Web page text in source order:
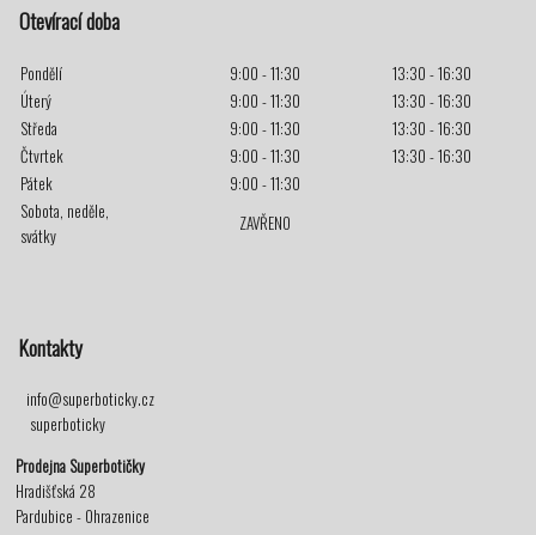
Otevírací doba
Pondělí 9:00 - 11:30
13:30 - 16:30
Úterý
9:00 - 11:30
13:30 - 16:30
Středa
9:00 - 11:30
13:30 - 16:30
Čtvrtek
9:00 - 11:30
13:30 - 16:30
Pátek
9:00 - 11:30
Sobota, neděle,
svátky
ZAVŘENO
Kontakty
info@superboticky.cz
superboticky
Prodejna Superbotičky
Hradišťská 28
Pardubice - Ohrazenice